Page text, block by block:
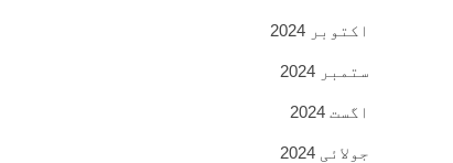
اکتوبر 2024
ستمبر 2024
اگست 2024
جولائی 2024